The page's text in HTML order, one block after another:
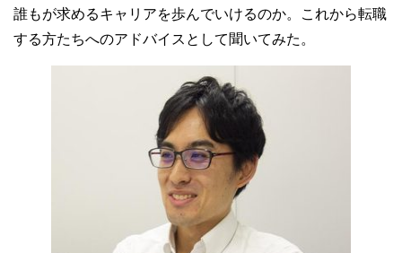
誰もが求めるキャリアを歩んでいけるのか。これから転職
する方たちへのアドバイスとして聞いてみた。